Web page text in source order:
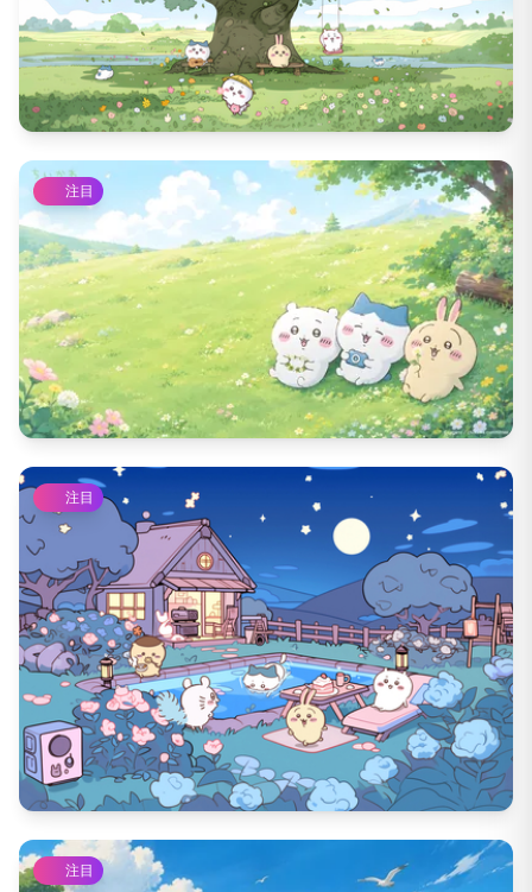
11984 DL数 134 いいね数
注目
2286 DL数 116 いいね数
注目
6997 DL数 111 いいね数
注目